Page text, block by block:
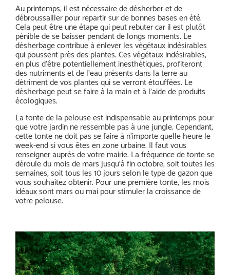
Au printemps, il est nécessaire de désherber et de
débroussailler pour repartir sur de bonnes bases en été.
Cela peut être une étape qui peut rebuter car il est plutôt
pénible de se baisser pendant de longs moments. Le
désherbage contribue à enlever les végétaux indésirables
qui poussent près des plantes. Ces végétaux indésirables,
en plus d’être potentiellement inesthétiques, profiteront
des nutriments et de l’eau présents dans la terre au
détriment de vos plantes qui se verront étouffées. Le
désherbage peut se faire à la main et à l’aide de produits
écologiques.
La tonte de la pelouse est indispensable au printemps pour
que votre jardin ne ressemble pas à une jungle. Cependant,
cette tonte ne doit pas se faire à n’importe quelle heure le
week-end si vous êtes en zone urbaine. Il faut vous
renseigner auprès de votre mairie. La fréquence de tonte se
déroule du mois de mars jusqu’à fin octobre, soit toutes les
semaines, soit tous les 10 jours selon le type de gazon que
vous souhaitez obtenir. Pour une première tonte, les mois
idéaux sont mars ou mai pour stimuler la croissance de
votre pelouse.